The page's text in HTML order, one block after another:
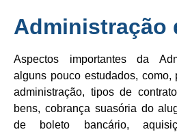
Administração
Aspectos importantes da
alguns pouco estudados, como,
administração, tipos de
bens, cobrança suasória do
de boleto bancário,